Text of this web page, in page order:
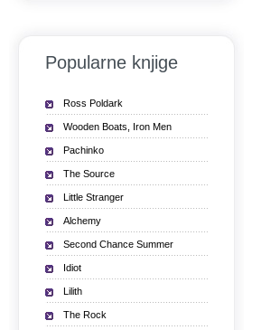
Popularne knjige
Ross Poldark
Wooden Boats, Iron Men
Pachinko
The Source
Little Stranger
Alchemy
Second Chance Summer
Idiot
Lilith
The Rock